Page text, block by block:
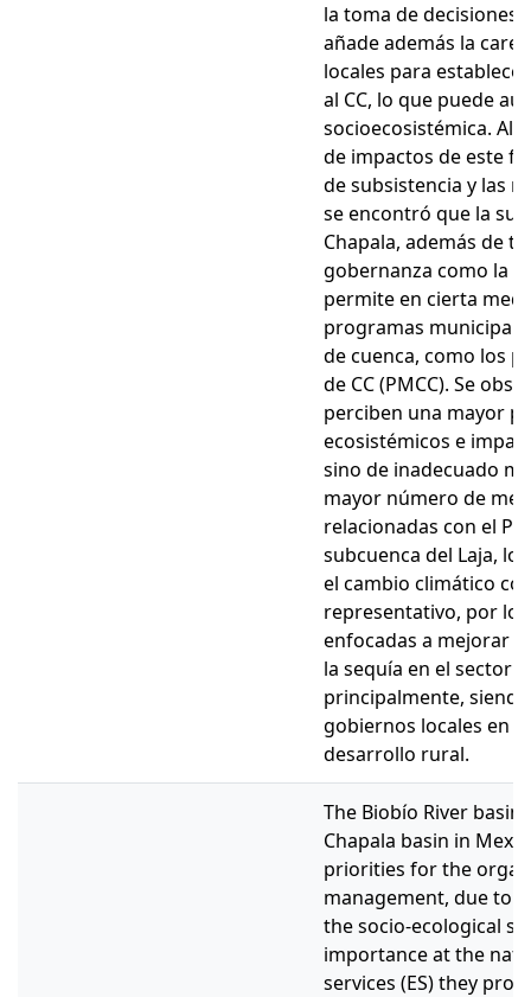
la toma de decisiones.
añade además la
locales para
al CC, lo que puede
socioecosistémica. Al
de impactos de este
de subsistencia y las
se encontró que la
Chapala, además de
gobernanza como la
permite en cierta
programas
de cuenca, como los
de CC (PMCC). Se
perciben una mayor
ecosistémicos e
sino de inadecuado
mayor número de
relacionadas con el
subcuenca del Laja,
el cambio climático
representativo, por lo
enfocadas a mejorar
la sequía en el sector
principalmente,
gobiernos locales en
desarrollo rural.
The Biobío River basin
Chapala basin in
priorities for the
management, due to
the socio-ecological
importance at the
services (ES) they